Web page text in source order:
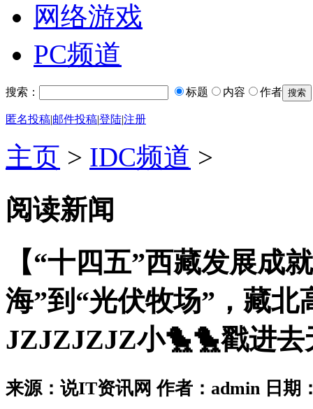
网络游戏
PC频道
搜索： 标题 内容 作者
匿名投稿|邮件投稿|登陆|注册
主页 > IDC频道 >
阅读新闻
【“十四五”西藏发展成
海”到“光伏牧场”，藏北
JZJZJZJZ小🐤🐤戳进去
来源：说IT资讯网 作者：admin 日期